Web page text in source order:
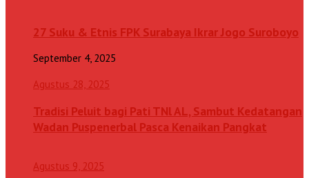
27 Suku & Etnis FPK Surabaya Ikrar Jogo Suroboyo
September 4, 2025
Agustus 28, 2025
Tradisi Peluit bagi Pati TNl AL, Sambut Kedatangan
Wadan Puspenerbal Pasca Kenaikan Pangkat
Agustus 9, 2025